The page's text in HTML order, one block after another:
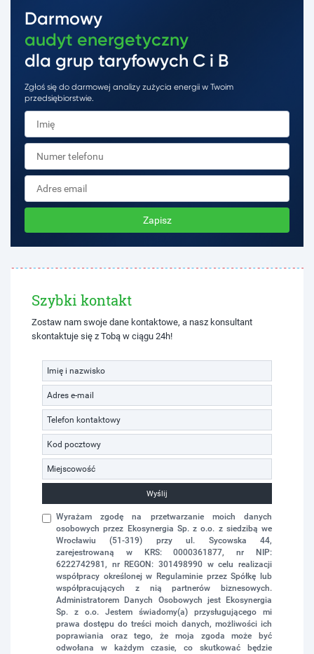
Darmowy
audyt energetyczny
dla grup taryfowych C i B
Zgłoś się do darmowej analizy zużycia energii w Twoim
przedsiębiorstwie.
Zapisz
Szybki kontakt
Zostaw nam swoje dane kontaktowe, a nasz konsultant
skontaktuje się z Tobą w ciągu 24h!
Wyślij
Wyrażam zgodę na przetwarzanie moich danych
osobowych przez Ekosynergia Sp. z o.o. z siedzibą we
Wrocławiu (51-319) przy ul. Sycowska 44,
zarejestrowaną w KRS: 0000361877, nr NIP:
6222742981, nr REGON: 301498990 w celu realizacji
współpracy określonej w Regulaminie przez Spółkę lub
współpracujących z nią partnerów biznesowych.
Administratorem Danych Osobowych jest Ekosynergia
Sp. z o.o. Jestem świadomy(a) przysługującego mi
prawa dostępu do treści moich danych, możliwości ich
poprawiania oraz tego, że moja zgoda może być
odwołana w każdym czasie, co skutkować będzie